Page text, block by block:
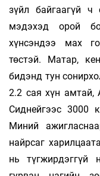
зүйл байгаагүй
мэдэхэд орой
хүнсэндээ мах
төстэй. Матар,
бидэнд тун
2.2 сая хүн амтай,
Сиднейгээс 3000
Миний
найрсаг
нь түгжирдэггүй